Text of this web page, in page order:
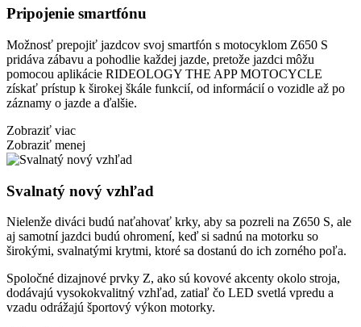
Pripojenie smartfónu
Možnosť prepojiť jazdcov svoj smartfón s motocyklom Z650 S
pridáva zábavu a pohodlie každej jazde, pretože jazdci môžu
pomocou aplikácie RIDEOLOGY THE APP MOTOCYCLE
získať prístup k širokej škále funkcií, od informácií o vozidle až po
záznamy o jazde a ďalšie.
Zobraziť viac
Zobraziť menej
Svalnatý nový vzhľad
Nielenže diváci budú naťahovať krky, aby sa pozreli na Z650 S, ale
aj samotní jazdci budú ohromení, keď si sadnú na motorku so
širokými, svalnatými krytmi, ktoré sa dostanú do ich zorného poľa.
Spoločné dizajnové prvky Z, ako sú kovové akcenty okolo stroja,
dodávajú vysokokvalitný vzhľad, zatiaľ čo LED svetlá vpredu a
vzadu odrážajú športový výkon motorky.